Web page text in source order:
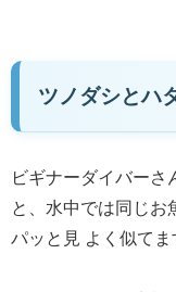
ツノダシとハ
ビギナーダイバーさ
と、水中では同じお
パッと見 よく似てま